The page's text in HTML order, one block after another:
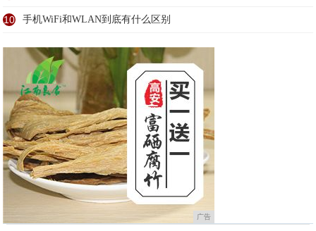
10 手机WiFi和WLAN到底有什么区别
广告